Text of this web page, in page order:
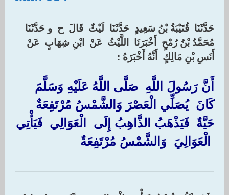
حَدَّثَنَا ‏ ‏قُتَيْبَةُ بْنُ سَعِيدٍ ‏ ‏حَدَّثَنَا ‏ ‏لَيْثٌ ‏ ‏قَالَ ‏ ‏ح ‏ ‏و حَدَّثَنَا ‏
‏مُحَمَّدُ بْنُ رُمْحٍ ‏ ‏أَخْبَرَنَا ‏ ‏اللَّيْثُ ‏ ‏عَنْ ‏ ‏ابْنِ شِهَابٍ ‏ ‏عَنْ ‏
‏أَنَسِ بْنِ مَالِكٍ ‏ ‏أَنَّهُ أَخْبَرَهُ ‏:‏
أَنَّ رَسُولَ اللَّهِ ‏ ‏صَلَّى اللَّهُ عَلَيْهِ وَسَلَّمَ ‏
‏كَانَ ‏ ‏يُصَلِّي الْعَصْرَ وَالشَّمْسُ مُرْتَفِعَةٌ ‏
‏حَيَّةٌ ‏ ‏فَيَذْهَبُ الذَّاهِبُ إِلَى ‏ ‏الْعَوَالِي ‏ ‏فَيَأْتِي
‏ ‏الْعَوَالِيَ ‏ ‏وَالشَّمْسُ مُرْتَفِعَةٌ ‏